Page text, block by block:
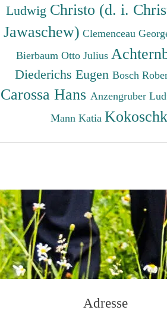
Ludwig Christo (d. i.
Jawaschew) Clemenceau
Bierbaum Otto Julius
Diederichs Eugen Bosch
Carossa Hans Anzengruber
Mann Katia
Adresse